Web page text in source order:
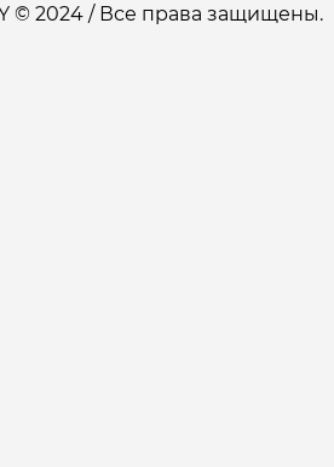
© 2024 / Все права защищены.